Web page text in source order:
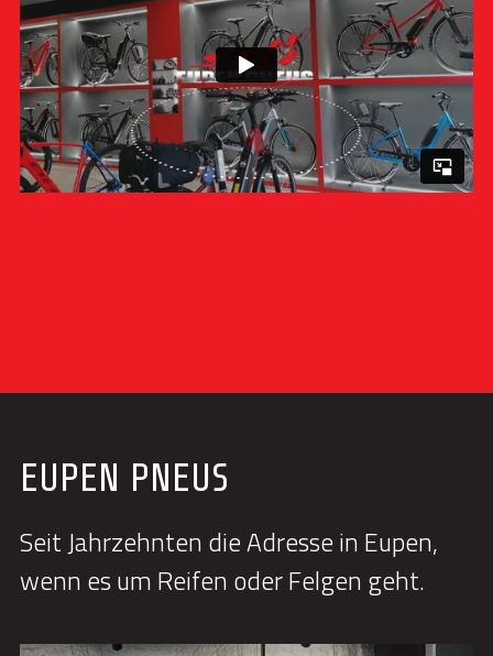
EUPEN PNEUS
Seit Jahrzehnten die Adresse in Eupen,
wenn es um Reifen oder Felgen geht.